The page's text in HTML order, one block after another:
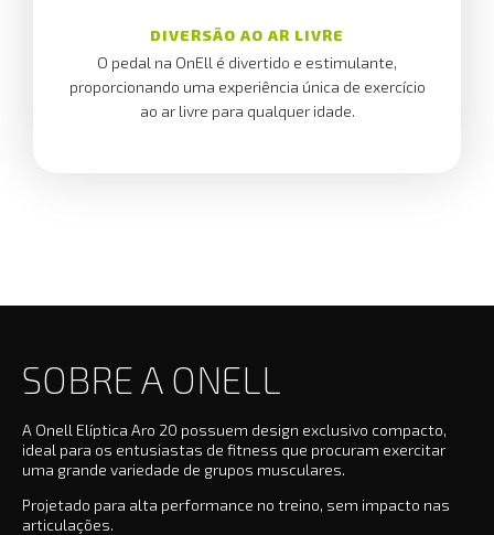
DIVERSÃO AO AR LIVRE
O pedal na OnEll é divertido e estimulante,
proporcionando uma experiência única de exercício
ao ar livre para qualquer idade.
SOBRE A ONELL
A Onell Elíptica Aro 20 possuem design exclusivo compacto,
ideal para os entusiastas de fitness que procuram exercitar
uma grande variedade de grupos musculares.
Projetado para alta performance no treino, sem impacto nas
articulações.